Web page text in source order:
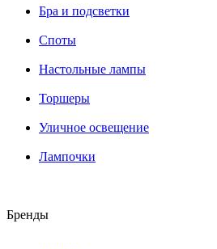
Бра и подсветки
Споты
Настольные лампы
Торшеры
Уличное освещение
Лампочки
Бренды